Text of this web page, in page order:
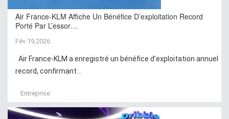
Air France-KLM Affiche Un Bénéfice D’exploitation Record
Porté Par L’essor…
Fév 19,2026
Air France-KLM a enregistré un bénéfice d’exploitation annuel
record, confirmant...
Entreprise